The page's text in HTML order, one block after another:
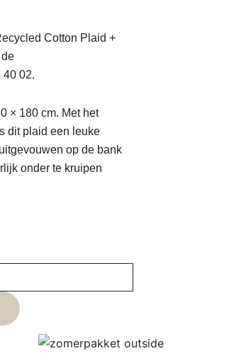
Cotton Plaid +
40 02.
× 180 cm. Met het
dit plaid een leuke
op de bank
onder te kruipen